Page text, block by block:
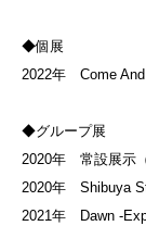
◆個展
2022年 Come And
◆グループ展
2020年 常設展示
2020年 Shibuya
2021年 Dawn -